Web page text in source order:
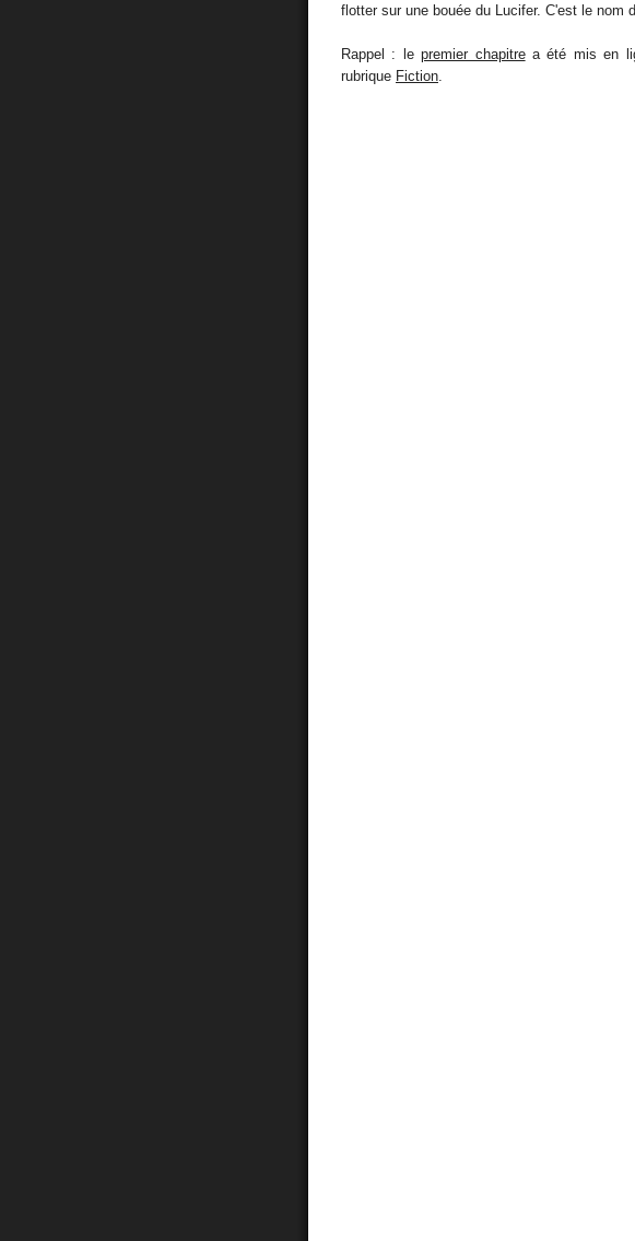
flotter sur une bouée du Lucifer. C'est le nom
Rappel : lepremier chapitrea été mis en
rubrique Fiction